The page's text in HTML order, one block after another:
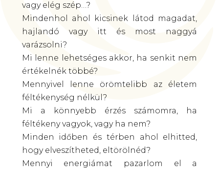
vagy elég szép…?
Mindenhol ahol kicsinek látod magadat,
hajlandó vagy itt és most naggyá
varázsolni?
Mi lenne lehetséges akkor, ha senkit nem
értékelnék többé?
Mennyivel lenne örömtelibb az életem
féltékenység nélkül?
Mi a könnyebb érzés számomra, ha
féltékeny vagyok, vagy ha nem?
Minden időben és térben ahol elhitted,
hogy elveszítheted, eltörölnéd?
Mennyi energiámat pazarlom el a